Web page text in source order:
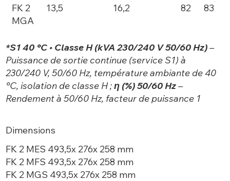
FK 2
MGA
13,5 16,2 82 83
*S1 40 °C • Classe H (kVA 230/240 V 50/60 Hz)–
Puissance de sortie continue (service S1) à
230/240 V, 50/60 Hz, température ambiante de 40
°C, isolation de classe H ;η (%) 50/60 Hz–
Rendement à 50/60 Hz, facteur de puissance 1
Dimensions
FK 2 MES 493,5x 276x 258 mm
FK 2 MFS 493,5x 276x 258 mm
FK 2 MGS 493,5x 276x 258 mm